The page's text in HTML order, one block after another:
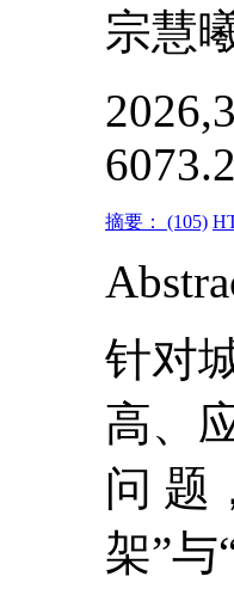
宗慧
摘要： (105)
针对
高、
问 题
架”与